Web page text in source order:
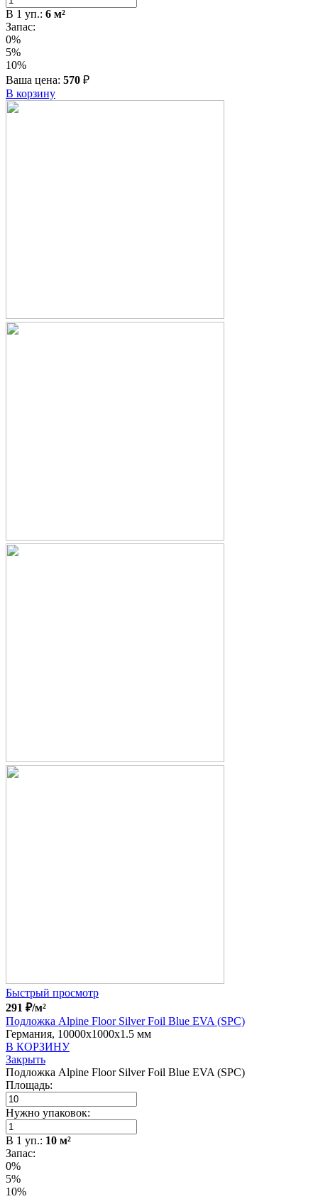
В 1 уп.: 6 м²
Запас:
0%
5%
10%
Ваша цена: 570 ₽
В корзину
Быстрый просмотр
291 ₽/м²
Подложка Alpine Floor Silver Foil Blue EVA (SPC)
Германия, 10000x1000x1.5 мм
В КОРЗИНУ
Закрыть
Подложка Alpine Floor Silver Foil Blue EVA (SPC)
Площадь:
Нужно упаковок:
В 1 уп.: 10 м²
Запас:
0%
5%
10%